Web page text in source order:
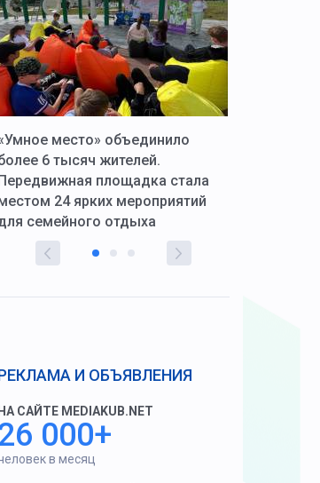
место» объединило
6 тысяч жителей.
площадка стала
24 ярких мероприятий
семейного отдыха
И ОБЪЯВЛЕНИЯ
НА САЙТЕ MEDIAKUB.NET
000+
в месяц